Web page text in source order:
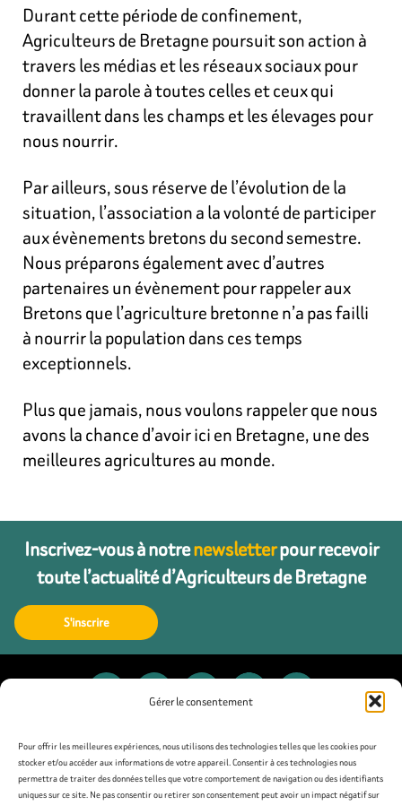
Gérer le consentement
Pour offrir les meilleures expériences, nous utilisons des technologies telles que les cookies pour
stocker et/ou accéder aux informations de votre appareil. Consentir à ces technologies nous
permettra de traiter des données telles que votre comportement de navigation ou des identifiants
uniques sur ce site. Ne pas consentir ou retirer son consentement peut avoir un impact négatif sur
Durant cette période de confinement,
Agriculteurs de Bretagne poursuit son action à
travers les médias et les réseaux sociaux pour
donner la parole à toutes celles et ceux qui
travaillent dans les champs et les élevages pour
nous nourrir.
Par ailleurs, sous réserve de l’évolution de la
situation, l’association a la volonté de participer
aux évènements bretons du second semestre.
Nous préparons également avec d’autres
partenaires un évènement pour rappeler aux
Bretons que l’agriculture bretonne n’a pas failli
à nourrir la population dans ces temps
exceptionnels.
Plus que jamais, nous voulons rappeler que nous
avons la chance d’avoir ici en Bretagne, une des
meilleures agricultures au monde.
Inscrivez-vous à notrenewsletterpour recevoir
toute l’actualité d’Agriculteurs de Bretagne
S'inscrire
Contact
Presse